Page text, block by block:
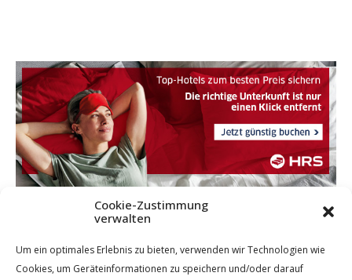
Cookie-Zustimmung
verwalten
Um ein optimales Erlebnis zu bieten, verwenden wir Technologien wie
Cookies, um Geräteinformationen zu speichern und/oder darauf